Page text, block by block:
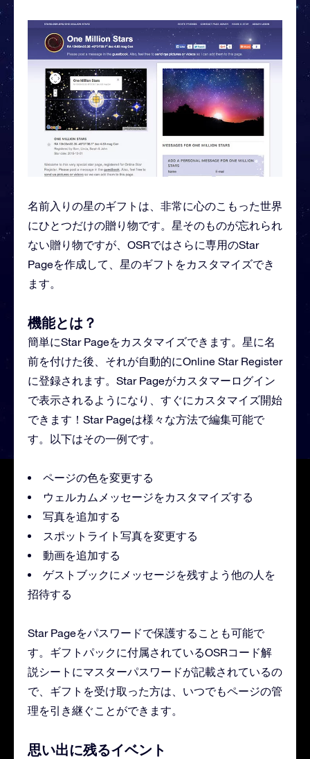
名前入りの星のギフトは、非常に心のこもった世界
にひとつだけの贈り物です。星そのものが忘れられ
ない贈り物ですが、OSRではさらに専用のStar
Pageを作成して、星のギフトをカスタマイズでき
ます。
機能とは？
簡単にStar Pageをカスタマイズできます。星に名
前を付けた後、それが自動的にOnline Star Register
に登録されます。Star Pageがカスタマーログイン
で表示されるようになり、すぐにカスタマイズ開始
できます！Star Pageは様々な方法で編集可能で
す。以下はその一例です。
ページの色を変更する
ウェルカムメッセージをカスタマイズする
写真を追加する
スポットライト写真を変更する
動画を追加する
ゲストブックにメッセージを残すよう他の人を
招待する
Star Pageをパスワードで保護することも可能で
す。ギフトパックに付属されているOSRコード解
説シートにマスターパスワードが記載されているの
で、ギフトを受け取った方は、いつでもページの管
理を引き継ぐことができます。
思い出に残るイベント